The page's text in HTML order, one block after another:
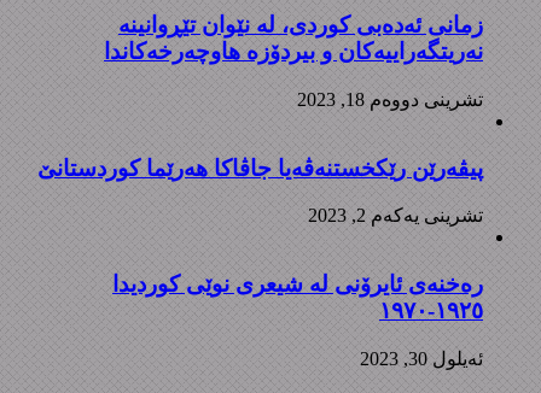
زمانی ئەدەبی کوردی، لە نێوان تێڕوانینە
نەریتگەراییەکان و بیردۆزە هاوچەرخەکاندا
تشرینی دووه‌م 18, 2023
پیڤەرێن رێکخستنەڤەیا جاڤاکا هەرێما کوردستانێ
تشرینی یه‌كه‌م 2, 2023
رەخنەی ئایرۆنی لە شیعری نوێی کوردیدا
١٩٢٥-١٩٧٠
ئه‌یلول 30, 2023